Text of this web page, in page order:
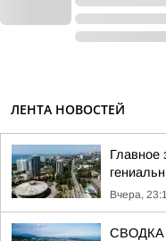
ЛЕНТА НОВОСТЕЙ
Главное
Вчера,